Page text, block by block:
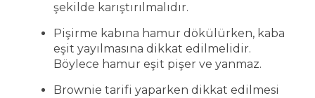
şekilde karıştırılmalıdır.
Pişirme kabına hamur dökülürken, kaba
eşit yayılmasına dikkat edilmelidir.
Böylece hamur eşit pişer ve yanmaz.
Brownie tarifi yaparken dikkat edilmesi